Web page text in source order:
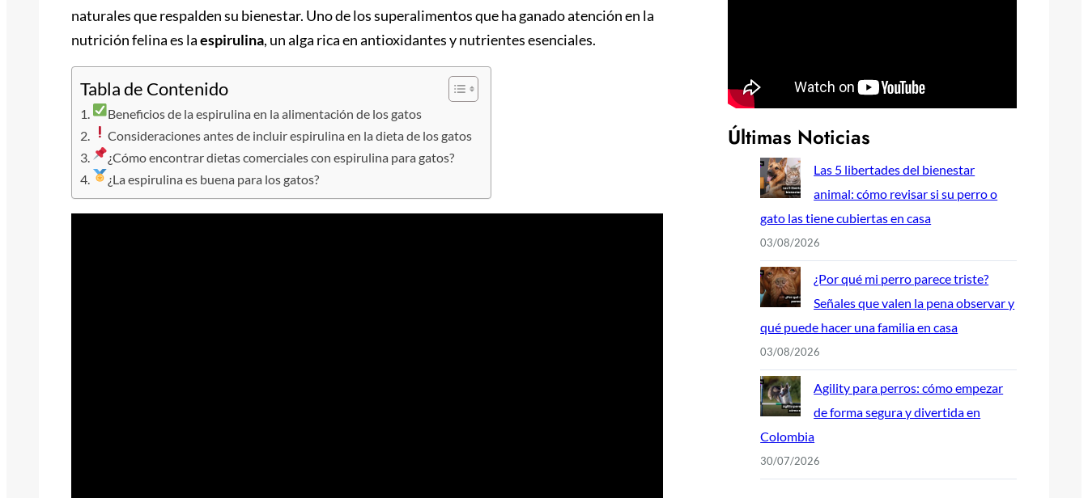
naturales que respalden su bienestar. Uno de los superalimentos que ha ganado atención en la
nutrición felina es laespirulina, un alga rica en antioxidantes y nutrientes esenciales.
Tabla de Contenido
Beneficios de la espirulina en la alimentación de los gatos
Consideraciones antes de incluir espirulina en la dieta de los gatos
¿Cómo encontrar dietas comerciales con espirulina para gatos?
¿La espirulina es buena para los gatos?
Últimas Noticias
Las 5 libertades del bienestar
animal: cómo revisar si su perro o
gato las tiene cubiertas en casa
03/08/2026
¿Por qué mi perro parece triste?
Señales que valen la pena observar y
qué puede hacer una familia en casa
03/08/2026
Agility para perros: cómo empezar
de forma segura y divertida en
Colombia
30/07/2026